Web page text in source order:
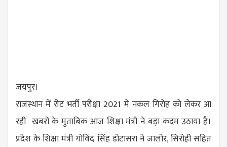
जयपुर।
राजस्थान में रीट भर्ती परीक्षा 2021 में नकल गिरोह को लेकर आ
रही खबरों के मुताबिक आज शिक्षा मंत्री ने बड़ा कदम उठाया है।
प्रदेश के शिक्षा मंत्री गोविंद सिंह डोटासरा ने जालोर, सिरोही सहित